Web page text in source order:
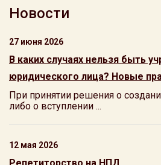
Новости
27 июня 2026
В каких случаях нельзя быть
юридического лица? Новые
При принятии решения о
либо о вступлении ...
12 мая 2026